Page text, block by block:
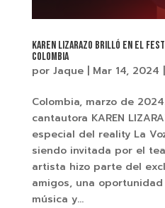
Karen Lizarazo brilló en el
Colombia
por Jaque| Mar 14, 2024
Colombia, marzo de
cantautora KAREN
especial del reality La
siendo invitada por el
artista hizo parte del
amigos, una
música y...